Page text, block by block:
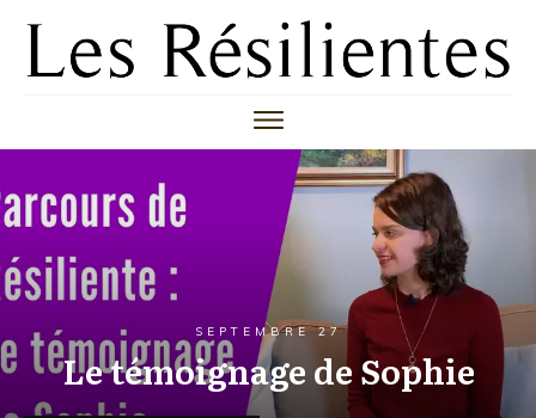
SEPTEMBRE 27
Le témoignage de Sophie